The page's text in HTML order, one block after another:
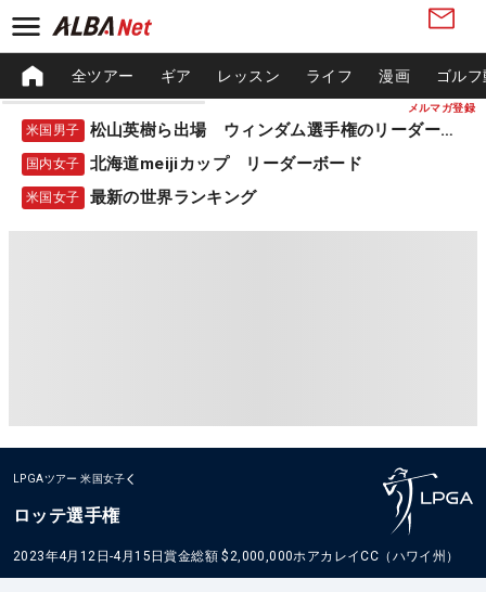
メルマガ登録
全ツアー ギア レッスン ライフ 漫画 ゴル
米国男子 松山英樹ら出場 ウィンダム選手権のリーダーボード
国内女子 北海道meijiカップ リーダーボード
米国女子 最新の世界ランキング
LPGAツアー 米国女子
ロッテ選手権
2023年4月12日-4月15日賞金総額 $2,000,000ホアカレイCC（ハワイ州）